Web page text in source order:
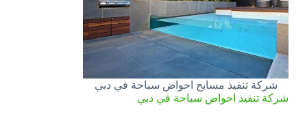
شركة تنفيذ مسابح احواض سباحة في دبي
شركة تنفيذ احواض سباحة في دبي